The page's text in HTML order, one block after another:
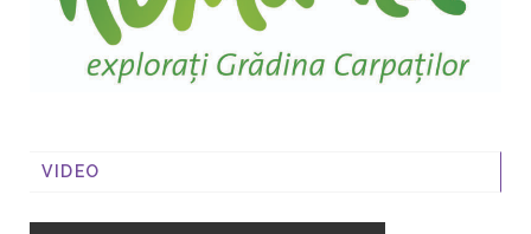
VIDEO